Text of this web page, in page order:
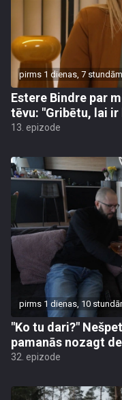
pirms 1 dienas, 7 stundām
Estere Bindre par
tēvu: "Gribētu, lai ir
13. epizode
pirms 1 dienas, 10
"Ko tu dari?"
pamanās nozagt
32. epizode